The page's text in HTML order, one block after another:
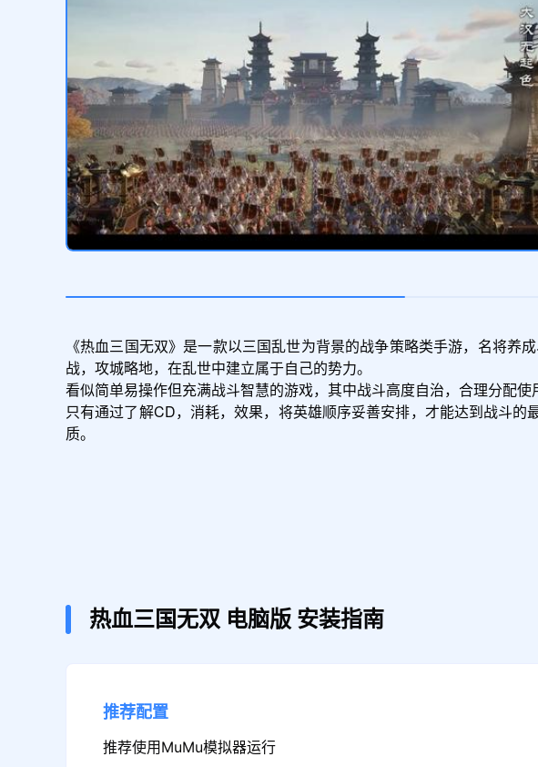
《热血三国无双》是一款以三国乱世为背景的战争策略类手游，名将
战，攻城略地，在乱世中建立属于自己的势力。
看似简单易操作但充满战斗智慧的游戏，其中战斗高度自治，合理分配
只有通过了解CD，消耗，效果，将英雄顺序妥善安排，才能达到战斗
质。
热血三国无双 电脑版 安装指南
推荐配置
推荐使用MuMu模拟器运行